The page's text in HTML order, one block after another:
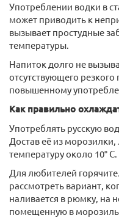
Употреблении водки в
может приводить к
вызывает простудные
температуры.
Напиток долго не
отсутствующего
повышенному
Как правильно
Употреблять русскую
Достав её из
температуру около 10° C.
Для любителей
рассмотреть вариант,
наливается в рюмку, на
помещенную в